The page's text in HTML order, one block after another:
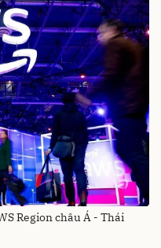
Region châu Á - Thái